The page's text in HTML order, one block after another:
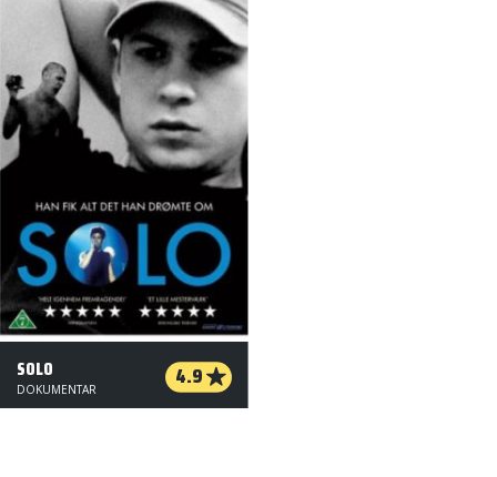
SOLO 4.9
DOKUMENTAR